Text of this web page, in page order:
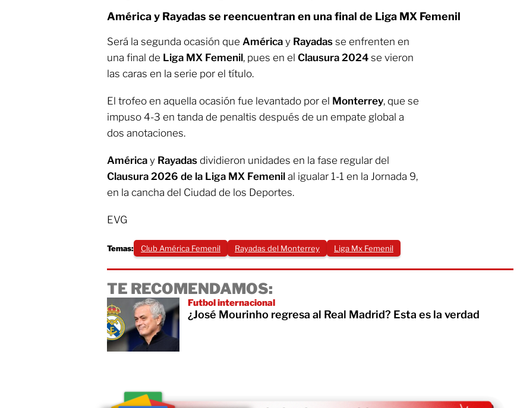
América y Rayadas se reencuentran en una final de Liga MX Femenil
Será la segunda ocasión que América y Rayadas se enfrenten en
una final de Liga MX Femenil, pues en el Clausura 2024 se vieron
las caras en la serie por el título.
El trofeo en aquella ocasión fue levantado por el Monterrey, que se
impuso 4-3 en tanda de penaltis después de un empate global a
dos anotaciones.
América y Rayadas dividieron unidades en la fase regular del
Clausura 2026 de la Liga MX Femenil al igualar 1-1 en la Jornada 9,
en la cancha del Ciudad de los Deportes.
EVG
Temas: Club América Femenil Rayadas del Monterrey Liga Mx Femenil
TE RECOMENDAMOS:
Futbol internacional
¿José Mourinho regresa al Real Madrid? Esta es la verdad